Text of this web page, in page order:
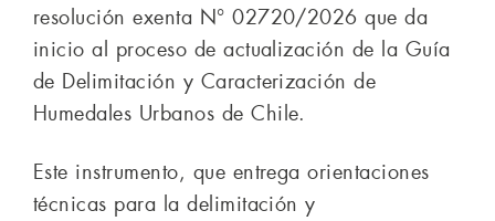
resolución exenta N° 02720/2026 que da
inicio al proceso de actualización de la Guía
de Delimitación y Caracterización de
Humedales Urbanos de Chile.
Este instrumento, que entrega orientaciones
técnicas para la delimitación y